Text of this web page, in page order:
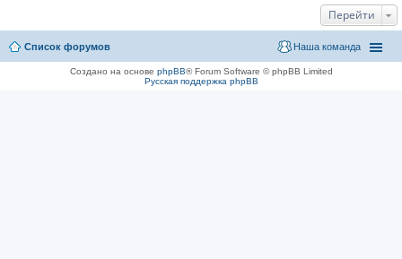
Перейти
Список форумов Наша команда
Создано на основе phpBB® Forum Software © phpBB Limited
Русская поддержка phpBB